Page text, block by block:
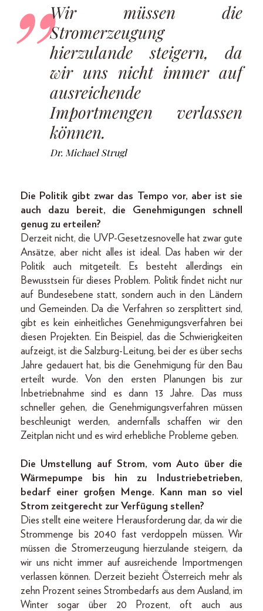
Wir müssen die
Stromerzeugung
hierzulande steigern, da
wir uns nicht immer auf
ausreichende
Importmengen verlassen
können.
Dr. Michael Strugl
Die Politik gibt zwar das Tempo vor, aber ist sie
auch dazu bereit, die Genehmigungen schnell
genug zu erteilen?
Derzeit nicht, die UVP-Gesetzesnovelle hat zwar gute
Ansätze, aber nicht alles ist ideal. Das haben wir der
Politik auch mitgeteilt. Es besteht allerdings ein
Bewusstsein für dieses Problem. Politik findet nicht nur
auf Bundes­ebene statt, sondern auch in den Ländern
und Gemeinden. Da die Verfahren so zersplittert sind,
gibt es kein einheitliches Genehmigungsverfahren bei
diesen Projekten. Ein Beispiel, das die Schwierigkeiten
aufzeigt, ist die Salzburg-Leitung, bei der es über sechs
Jahre gedauert hat, bis die Genehmigung für den Bau
erteilt wurde. Von den ersten Planungen bis zur
Inbetriebnahme sind es dann 13 Jahre. Das muss
schneller gehen, die Genehmigungsverfahren müssen
beschleunigt werden, andernfalls schaffen wir den
Zeitplan nicht und es wird erhebliche Probleme geben.
Die Umstellung auf Strom, vom Auto über die
Wärmepumpe bis hin zu Industriebetrieben,
bedarf einer großen Menge. Kann man so viel
Strom zeitgerecht zur Verfügung stellen?
Dies stellt eine weitere Herausforderung dar, da wir die
Strommenge bis 2040 fast verdoppeln müssen. Wir
müssen die Stromerzeugung hierzulande steigern, da
wir uns nicht immer auf ausreichende Importmengen
verlassen können. Derzeit bezieht Österreich mehr als
zehn Prozent seines Strombedarfs aus dem Ausland, im
Winter sogar über 20 Prozent, oft auch aus